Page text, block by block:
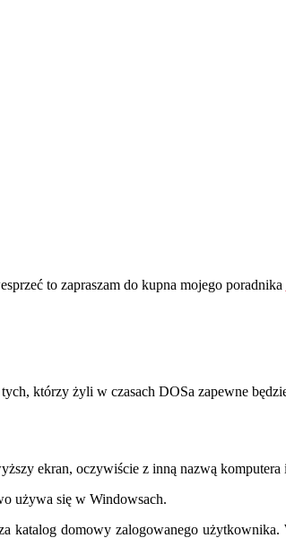
to zapraszam do kupna mojego poradnika
którzy żyli w czasach DOSa zapewne
ekran, oczywiście z inną nazwą
używa się w Windowsach.
katalog domowy zalogowanego